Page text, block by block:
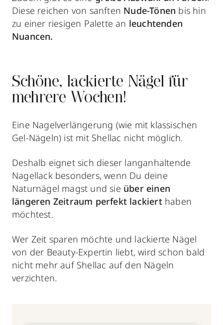
Diese reichen von sanften Nude-Tönen bis hin
zu einer riesigen Palette an leuchtenden
Nuancen.
Schöne, lackierte Nägel für
mehrere Wochen!
Eine Nagelverlängerung (wie mit klassischen
Gel-Nägeln) ist mit Shellac nicht möglich.
Deshalb eignet sich dieser langanhaltende
Nagellack besonders, wenn Du deine
Naturnägel magst und sie über einen
längeren Zeitraum perfekt lackiert haben
möchtest.
Wer Zeit sparen möchte und lackierte Nägel
von der Beauty-Expertin liebt, wird schon bald
nicht mehr auf Shellac auf den Nägeln
verzichten.